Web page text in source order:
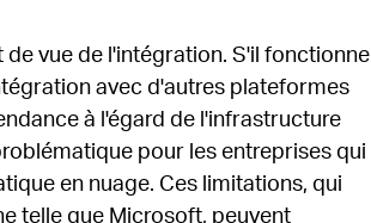
de vue de l'intégration. S'il fonctionne
avec d'autres plateformes
à l'égard de l'infrastructure
pour les entreprises qui
en nuage. Ces limitations, qui
telle que Microsoft, peuvent